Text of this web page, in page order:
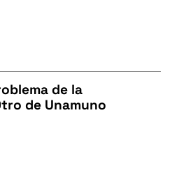
de la
de Unamuno